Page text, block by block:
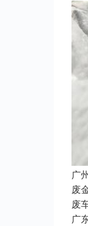
广
废
废
广